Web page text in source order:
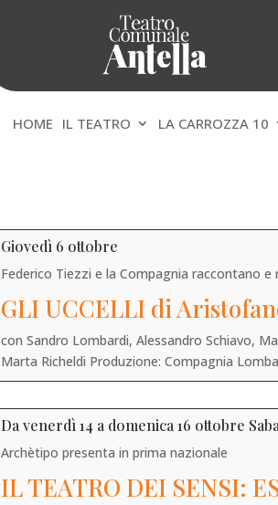
HOME IL TEATRO LA CARROZZA 10
Giovedì 6 ottobre
Federico Tiezzi e la Compagnia raccontano e
GLI UCCELLI di
con Sandro Lombardi, Alessandro Schiavo,
Marta Richeldi Produzione: Compagnia
Da venerdì 14 a domenica 16 ottobre
Archètipo presenta in prima nazionale
IL TEATRO DEI SENSI: